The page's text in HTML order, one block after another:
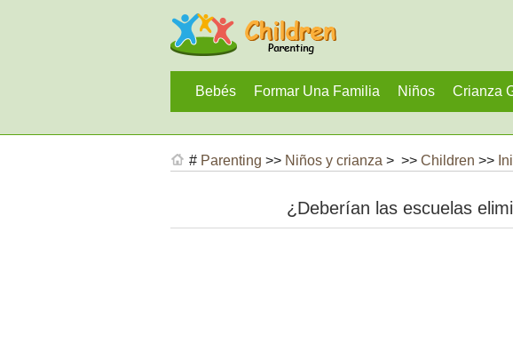
Bebés Formar Una Familia Niños Crianza
# Parenting >> Niños y crianza > >> Children >>
¿Deberían las escuelas